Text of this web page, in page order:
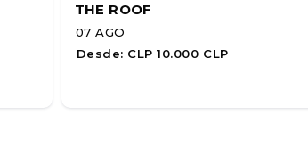
THE ROOF
07 AGO
Desde: CLP 10.000 CLP